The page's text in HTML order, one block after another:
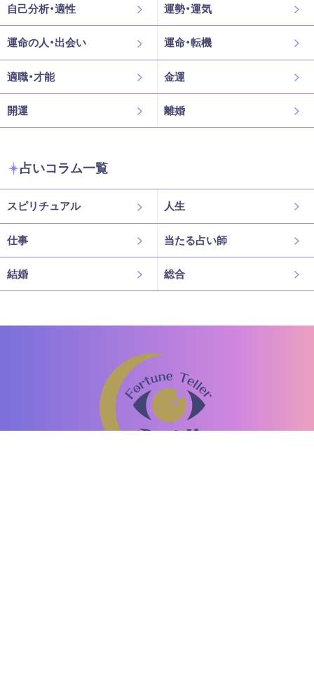
自己分析・適性 運勢・運気
運命の人・出会い 運命・転機
適職・才能 金運
開運 離婚
占いコラム一覧
スピリチュアル 人生
仕事 当たる占い師
結婚 総合